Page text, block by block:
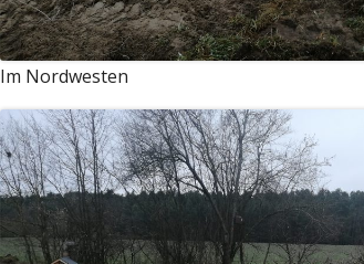
Im Nordwesten